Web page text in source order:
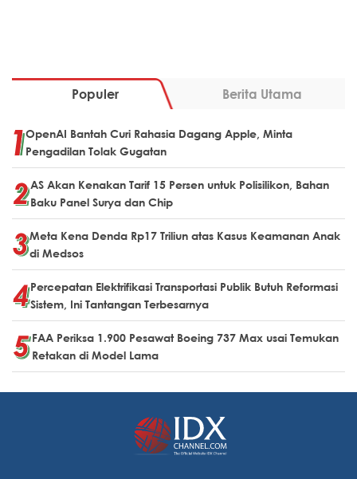
Populer Berita Utama
OpenAI Bantah Curi Rahasia Dagang Apple, Minta
Pengadilan Tolak Gugatan
AS Akan Kenakan Tarif 15 Persen untuk Polisilikon, Bahan
Baku Panel Surya dan Chip
Meta Kena Denda Rp17 Triliun atas Kasus Keamanan Anak
di Medsos
Percepatan Elektrifikasi Transportasi Publik Butuh Reformasi
Sistem, Ini Tantangan Terbesarnya
FAA Periksa 1.900 Pesawat Boeing 737 Max usai Temukan
Retakan di Model Lama